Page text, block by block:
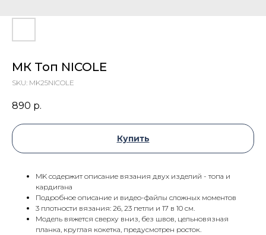
МК Топ NICOLE
SKU: MK25NICOLE
890 р.
Купить
МK содержит описание вязания двух изделий - топа и
кардигана
Подробное описание и видео-файлы сложных моментов
3 плотности вязания: 26, 23 петли и 17 в 10 см.
Модель вяжется сверху вниз, без швов, цельновязная
планка, круглая кокетка, предусмотрен росток.